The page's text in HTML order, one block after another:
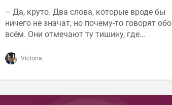
– Да, круто. Два слова, которые вроде бы
ничего не значат, но почему-то говорят обо
всём. Они отмечают ту тишину, где...
Victoria